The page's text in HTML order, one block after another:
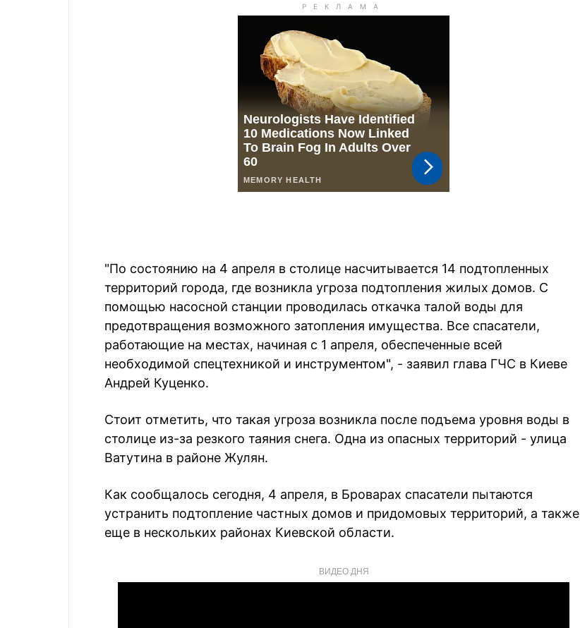
"По состоянию на 4 апреля в столице насчитывается 14 подтопленных
территорий города, где возникла угроза подтопления жилых домов. С
помощью насосной станции проводилась откачка талой воды для
предотвращения возможного затопления имущества. Все спасатели,
работающие на местах, начиная с 1 апреля, обеспеченные всей
необходимой спецтехникой и инструментом", - заявил глава ГЧС в Киеве
Андрей Куценко.
Стоит отметить, что такая угроза возникла после подъема уровня воды в
столице из-за резкого таяния снега. Одна из опасных территорий - улица
Ватутина в районе Жулян.
Как сообщалось сегодня, 4 апреля, в Броварах спасатели пытаются
устранить подтопление частных домов и придомовых территорий, а также
еще в нескольких районах Киевской области.
ВИДЕО ДНЯ